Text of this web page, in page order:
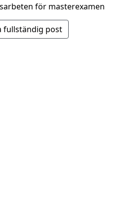
för masterexamen
fullständig post